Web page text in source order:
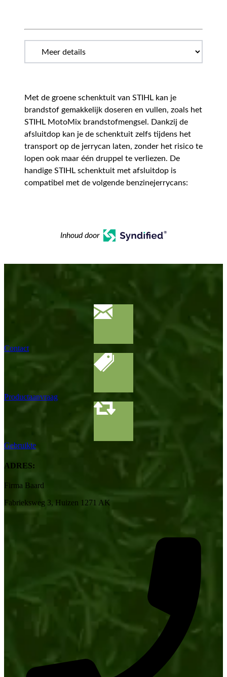
Met de groene schenktuit van STIHL kan je
brandstof gemakkelijk doseren en vullen, zoals het
STIHL MotoMix brandstofmengsel. Dankzij de
afsluitdop kan je de schenktuit zelfs tijdens het
transport op de jerrycan laten, zonder het risico te
lopen ook maar één druppel te verliezen. De
handige STIHL schenktuit met afsluitdop is
compatibel met de volgende benzinejerrycans:
Inhoud door
Contact
Productaanvraag
Gebruikte
ADRES:
Firma Baard
Fabrieksweg 3, Huizen 1271 AK